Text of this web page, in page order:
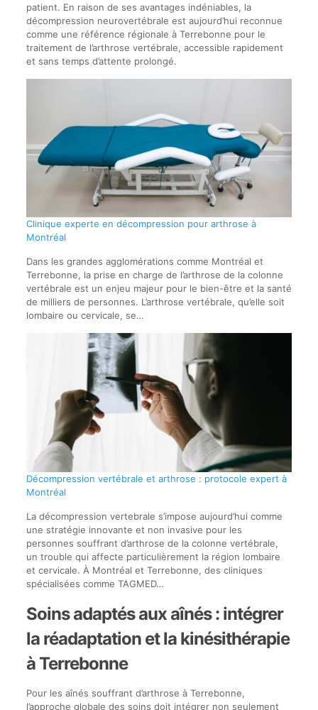
patient. En raison de ses avantages indéniables, la
décompression neurovertébrale est aujourd’hui reconnue
comme une référence régionale à Terrebonne pour le
traitement de l’arthrose vertébrale, accessible rapidement
et sans temps d’attente prolongé.
Clinique experte en décompression pour arthrose à
Montréal
Dans les grandes agglomérations comme Montréal et
Terrebonne, la prise en charge de l’arthrose de la colonne
vertébrale est un enjeu majeur pour le bien-être et la santé
de milliers de personnes. L’arthrose vertébrale, qu’elle soit
lombaire ou cervicale, se…
Décompression vertébrale et arthrose : protocole expert à
Montréal
La décompression vertebrale s’impose aujourd’hui comme
une stratégie innovante et non invasive pour les
personnes souffrant d’arthrose de la colonne vertébrale,
un trouble qui affecte particulièrement la région lombaire
et cervicale. À Montréal et Terrebonne, des cliniques
spécialisées comme TAGMED…
Soins adaptés aux aînés : intégrer
la réadaptation et la kinésithérapie
à Terrebonne
Pour les aînés souffrant d’arthrose à Terrebonne,
l’approche globale des soins doit intégrer non seulement